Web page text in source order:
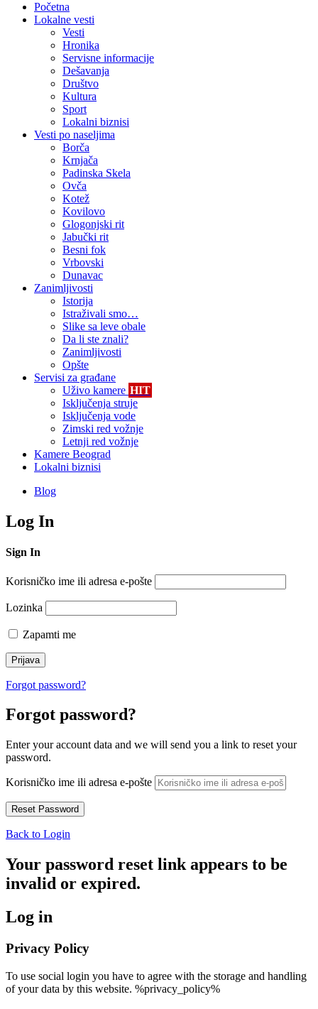
Početna
Lokalne vesti
Vesti
Hronika
Servisne informacije
Dešavanja
Društvo
Kultura
Sport
Lokalni biznisi
Vesti po naseljima
Borča
Krnjača
Padinska Skela
Ovča
Kotež
Kovilovo
Glogonjski rit
Jabučki rit
Besni fok
Vrbovski
Dunavac
Zanimljivosti
Istorija
Istraživali smo…
Slike sa leve obale
Da li ste znali?
Zanimljivosti
Opšte
Servisi za građane
Uživo kamere HIT
Isključenja struje
Isključenja vode
Zimski red vožnje
Letnji red vožnje
Kamere Beograd
Lokalni biznisi
Blog
Log In
Sign In
Korisničko ime ili adresa e-pošte
Lozinka
Zapamti me
Forgot password?
Forgot password?
Enter your account data and we will send you a link to reset your
password.
Korisničko ime ili adresa e-pošte
Back to Login
Your password reset link appears to be
invalid or expired.
Log in
Privacy Policy
To use social login you have to agree with the storage and handling
of your data by this website. %privacy_policy%